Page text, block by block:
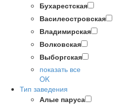
Бухарестская
Василеостровская
Владимирская
Волковская
Выборгская
показать все
OK
Тип заведения
Алые паруса